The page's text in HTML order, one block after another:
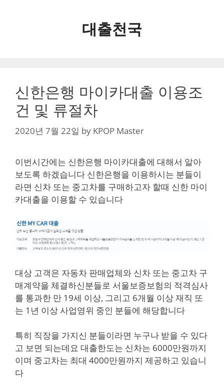
대출천국
신한은행 마이카대출 이용조
건 및 류절차
2020년 7월 22일 by KPOP Master
이번시간에는 신한은행 마이카대출에 대해서 알아
보도록 하겠습니다 신한은행을 이용하시는 분들이
라면 신차 또는 중고차를 구매하고자 할때 신한 마이
카대출을 이용할 수 있습니다
대상 고객은 자동차 판매업체와 신차 또는 중고차 구
매계약을 체결하신분들로 서울보증보험의 적격심사
를 통과한 만 19세 이상, 그리고 6개월 이상 재직 또
는 1년 이상 사업영위 중인 분들에 해당합니다
특히 직장을 가지신 분들이라면 누구나 받을 수 있다
고 보면 되는데요 대출한도는 신차는 6000만원까지
이며 중고차는 최대 4000만원까지 제공하고 있습니
다